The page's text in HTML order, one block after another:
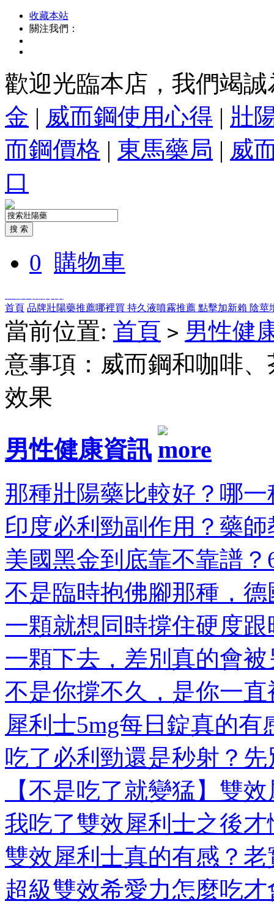
收藏本站
關注我們：
歡迎光臨本店，我們竭
金 | 威而鋼使用心得 | 壯
而鋼價格 | 東馬藥局 | 威
口
0 購物車
首頁 品牌壯陽藥推薦哪裡買 持久液噴霧推薦 點擊加新賴 陰莖
當前位置: 首頁 > 男性健
意事項：威而鋼和咖啡
效果
男性健康資訊
那種壯陽藥比較好？哪
印度必利勁副作用？藥
美國黑金到底靠不靠譜？
不是臨時抱佛腳那種，
一顆就想同時撐住硬度
一顆下去，差別真的會
不是你撐不久，是你一
犀利士5mg每日錠真的有
吃了必利勁還是秒射？
【不是吃了就變猛】雙
我吃了雙效犀利士之後
雙效犀利士真的有感？
超級雙效希愛力怎麼吃